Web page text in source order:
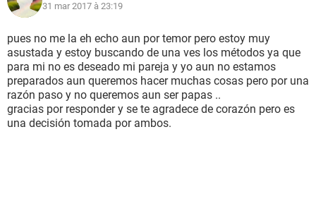
31 mar 2017 à 23:19
pues no me la eh echo aun por temor pero estoy muy
asustada y estoy buscando de una ves los métodos ya que
para mi no es deseado mi pareja y yo aun no estamos
preparados aun queremos hacer muchas cosas pero por una
razón paso y no queremos aun ser papas ..
gracias por responder y se te agradece de corazón pero es
una decisión tomada por ambos.